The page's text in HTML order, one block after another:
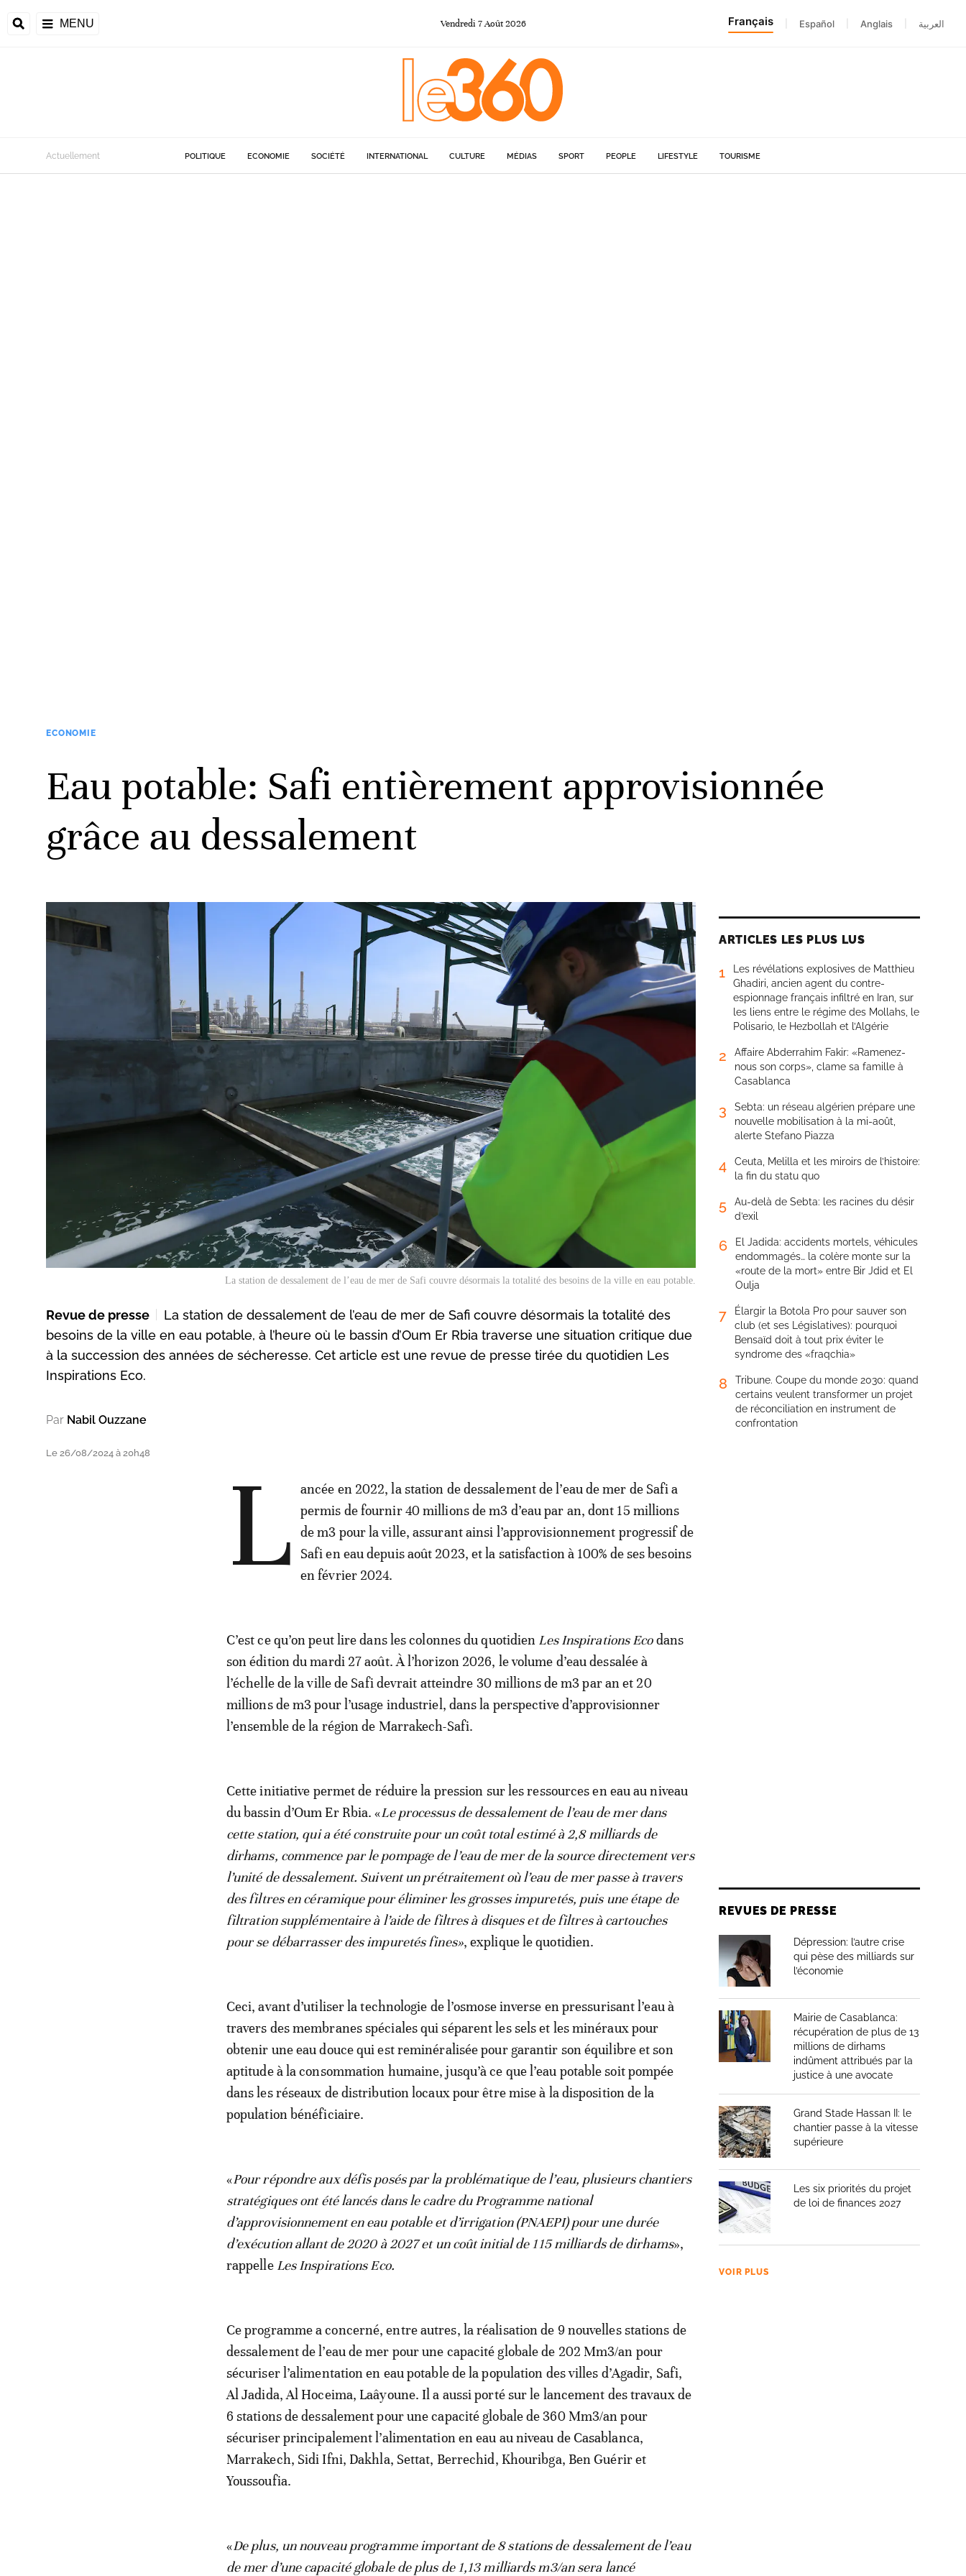
MENU Vendredi 7Août 2026 Français Español Anglais العربية
Actuellement POLITIQUE ECONOMIE SOCIÉTÉ INTERNATIONAL CULTURE MÉDIAS SPORT PEOPLE LIFESTYLE TOURISME
ECONOMIE
Eau potable: Safi entièrement approvisionnée
grâce au dessalement
La station de dessalement de l’eau de mer de Safi couvre désormais la totalité des besoins de la ville en eau potable.
Revue de presse
La station de dessalement de l’eau de mer de Safi couvre désormais la totalité des
besoins de la ville en eau potable, à l’heure où le bassin d’Oum Er Rbia traverse une situation critique due
à la succession des années de sécheresse. Cet article est une revue de presse tirée du quotidien Les
Inspirations Eco.
Par Nabil Ouzzane
Le 26/08/2024 à 20h48 L
ancée en 2022, la station de dessalement de l’eau de mer de Safi a
permis de fournir 40 millions de m3 d’eau par an, dont 15 millions
de m3 pour la ville, assurant ainsi l’approvisionnement progressif de
Safi en eau depuis août 2023, et la satisfaction à 100% de ses besoins
en février 2024.
C’est ce qu’on peut lire dans les colonnes du quotidien Les Inspirations Ecodans
son édition du mardi 27 août. À l’horizon 2026, le volume d’eau dessalée à
l’échelle de la ville de Safi devrait atteindre 30 millions de m3 par an et 20
millions de m3 pour l’usage industriel, dans la perspective d’approvisionner
l’ensemble de la région de Marrakech-Safi.
Cette initiative permet de réduire la pression sur les ressources en eau au niveau
du bassin d’Oum Er Rbia. «Le processus de dessalement de l’eau de mer dans
cette station, qui a été construite pour un coût total estimé à 2,8 milliards de
dirhams, commence par le pompage de l’eau de mer de la source directement vers
l’unité de dessalement. Suivent un prétraitement où l’eau de mer passe à travers
des filtres en céramique pour éliminer les grosses impuretés, puis une étape de
filtration supplémentaire à l’aide de filtres à disques et de filtres à cartouches
pour se débarrasser des impuretés fines», explique le quotidien.
Ceci, avant d’utiliser la technologie de l’osmose inverse en pressurisant l’eau à
travers des membranes spéciales qui séparent les sels et les minéraux pour
obtenir une eau douce qui est reminéralisée pour garantir son équilibre et son
aptitude à la consommation humaine, jusqu’à ce que l’eau potable soit pompée
dans les réseaux de distribution locaux pour être mise à la disposition de la
population bénéficiaire.
«Pour répondre aux défis posés par la problématique de l’eau, plusieurs chantiers
stratégiques ont été lancés dans le cadre du Programme national
d’approvisionnement en eau potable et d’irrigation (PNAEPI) pour une durée
d’exécution allant de 2020 à 2027 et un coût initial de 115 milliards de dirhams»,
rappelle Les Inspirations Eco.
Ce programme a concerné, entre autres, la réalisation de 9 nouvelles stations de
dessalement de l’eau de mer pour une capacité globale de 202 Mm3/an pour
sécuriser l’alimentation en eau potable de la population des villes d’Agadir, Safi,
Al Jadida, Al Hoceima, Laâyoune. Il a aussi porté sur le lancement des travaux de
6 stations de dessalement pour une capacité globale de 360 Mm3/an pour
sécuriser principalement l’alimentation en eau au niveau de Casablanca,
Marrakech, Sidi Ifni, Dakhla, Settat, Berrechid, Khouribga, Ben Guérir et
Youssoufia.
«De plus, un nouveau programme important de 8 stations de dessalement de l’eau
de mer d’une capacité globale de plus de 1,13 milliards m3/an sera lancé
ARTICLES LES PLUS LUS
1
Les révélations explosives de Matthieu
Ghadiri, ancien agent du contre-
espionnage français infiltré en Iran, sur
les liens entre le régime des Mollahs, le
Polisario, le Hezbollah et l’Algérie
2
Affaire Abderrahim Fakir: «Ramenez-
nous son corps», clame sa famille à
Casablanca
3
Sebta: un réseau algérien prépare une
nouvelle mobilisation à la mi-août,
alerte Stefano Piazza
4
Ceuta, Melilla et les miroirs de l’histoire:
la fin du statu quo
5
Au-delà de Sebta: les racines du désir
d’exil
6
El Jadida: accidents mortels, véhicules
endommagés… la colère monte sur la
«route de la mort» entre Bir Jdid et El
Oulja
7
Élargir la Botola Pro pour sauver son
club (et ses Législatives): pourquoi
Bensaïd doit à tout prix éviter le
syndrome des «fraqchia»
8
Tribune. Coupe du monde 2030: quand
certains veulent transformer un projet
de réconciliation en instrument de
confrontation
REVUES DE PRESSE
Dépression: l’autre crise
qui pèse des milliards sur
l’économie
Mairie de Casablanca:
récupération de plus de 13
millions de dirhams
indûment attribués par la
justice à une avocate
Grand Stade Hassan II: le
chantier passe à la vitesse
supérieure
Les six priorités du projet
de loi de finances 2027
VOIR PLUS